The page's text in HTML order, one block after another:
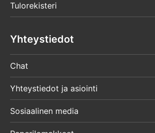
Tulorekisteri
Yhteystiedot
Chat
Yhteystiedot ja asiointi
Sosiaalinen media